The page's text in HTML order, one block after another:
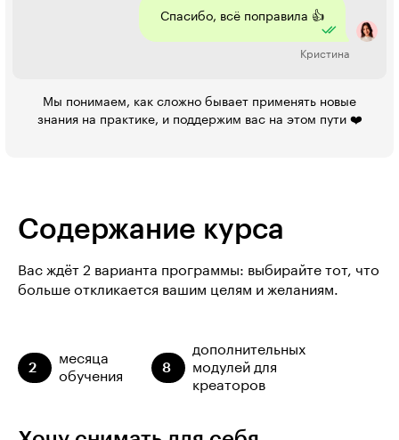
Спасибо, всё поправила 👍
Кристина
Мы понимаем, как сложно бывает применять новые
знания на практике, и поддержим вас на этом пути ❤️
Содержание курса
Вас ждёт 2 варианта программы: выбирайте тот, что
больше откликается вашим целям и желаниям.
2
месяца
обучения
8
дополнительных
модулей для
креаторов